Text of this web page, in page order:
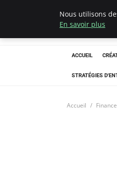
ACCUEIL
STRATÉGIES
Accueil
Nous utilisons
En savoir plus